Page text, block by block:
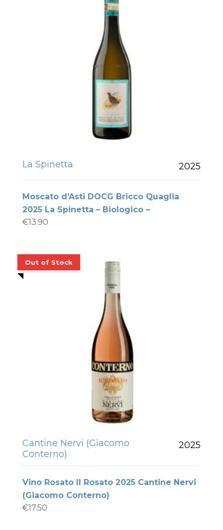
La Spinetta 2025
Moscato d’Asti DOCG Bricco Quaglia
2025 La Spinetta – Biologico –
€13.90
Cantine Nervi (Giacomo
Conterno)
2025
Vino Rosato Il Rosato 2025 Cantine Nervi
(Giacomo Conterno)
€17.50